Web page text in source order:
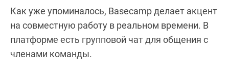
Как уже упоминалось, Basecamp делает акцент
на совместную работу в реальном времени. В
платформе есть групповой чат для общения с
членами команды.